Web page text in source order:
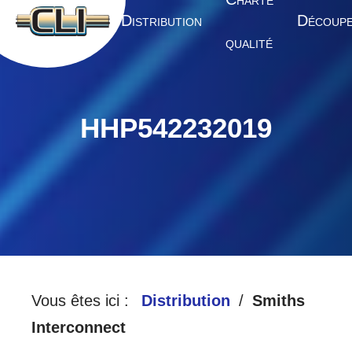
A CCUEIL DISTRIBUTION
QUALITÉ
D
HHP542232019
Vous êtes ici : Distribution
Smiths
Interconnect